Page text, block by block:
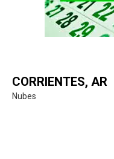
CORRIENTES, AR
Nubes